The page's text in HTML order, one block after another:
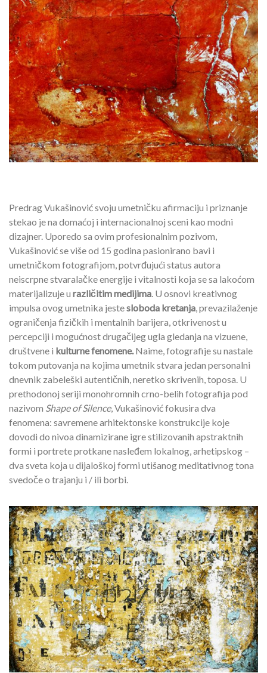
Predrag Vukašinović svoju umetničku afirmaciju i priznanje
stekao je na domaćoj i internacionalnoj sceni kao modni
dizajner. Uporedo sa ovim profesionalnim pozivom,
Vukašinović se više od 15 godina pasionirano bavi i
umetničkom fotografijom, potvrđujući status autora
neiscrpne stvaralačke energije i vitalnosti koja se sa lakoćom
materijalizuje u različitim medijima. U osnovi kreativnog
impulsa ovog umetnika jestesloboda kretanja, prevazilaženje
ograničenja fizičkih i mentalnih barijera, otkrivenost u
percepciji i mogućnost drugačijeg ugla gledanja na vizuene,
društvene i kulturne fenomene.Naime, fotografije su nastale
tokom putovanja na kojima umetnik stvara jedan personalni
dnevnik zabeleški autentičnih, neretko skrivenih, toposa. U
prethodonoj seriji monohromnih crno-belih fotografija pod
nazivom Shape of Silence, Vukašinović fokusira dva
fenomena: savremene arhitektonske konstrukcije koje
dovodi do nivoa dinamizirane igre stilizovanih apstraktnih
formi i portrete protkane nasleđem lokalnog, arhetipskog –
dva sveta koja u dijaloškoj formi utišanog meditativnog tona
svedoče o trajanju i / ili borbi.